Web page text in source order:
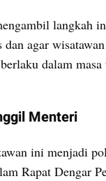
langkah
agar
dalam
Menteri
ini menjadi
Rapat Dengar